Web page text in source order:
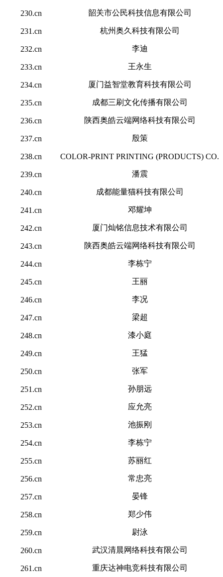
230.cn 韶关市公民科技信息有限公司
231.cn 杭州奥久科技有限公司
232.cn 李迪
233.cn 王永生
234.cn 厦门益智堂教育科技有限公司
235.cn 成都三刷文化传播有限公司
236.cn 陕西奥皓云端网络科技有限公司
237.cn 殷策
238.cn COLOR-PRINT PRINTING (PRODUCTS) CO.
239.cn 潘震
240.cn 成都能量猫科技有限公司
241.cn 邓耀坤
242.cn 厦门灿铭信息技术有限公司
243.cn 陕西奥皓云端网络科技有限公司
244.cn 李栋宁
245.cn 王丽
246.cn 李况
247.cn 梁超
248.cn 漆小庭
249.cn 王猛
250.cn 张军
251.cn 孙朋远
252.cn 应允亮
253.cn 池振刚
254.cn 李栋宁
255.cn 苏丽红
256.cn 常忠亮
257.cn 晏锋
258.cn 郑少伟
259.cn 尉泳
260.cn 武汉清晨网络科技有限公司
261.cn 重庆达神电竞科技有限公司